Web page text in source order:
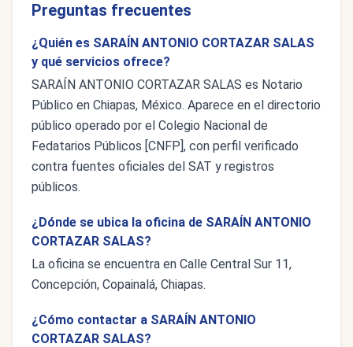
Preguntas frecuentes
¿Quién es SARAÍN ANTONIO CORTAZAR SALAS
y qué servicios ofrece?
SARAÍN ANTONIO CORTAZAR SALAS es Notario
Público en Chiapas, México. Aparece en el directorio
público operado por el Colegio Nacional de
Fedatarios Públicos [CNFP], con perfil verificado
contra fuentes oficiales del SAT y registros
públicos.
¿Dónde se ubica la oficina de SARAÍN ANTONIO
CORTAZAR SALAS?
La oficina se encuentra en Calle Central Sur 11,
Concepción, Copainalá, Chiapas.
¿Cómo contactar a SARAÍN ANTONIO
CORTAZAR SALAS?